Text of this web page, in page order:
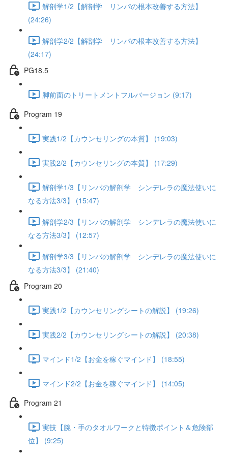
解剖学1/2【解剖学 リンパの根本改善する方法】
(24:26)
解剖学2/2【解剖学 リンパの根本改善する方法】
(24:17)
PG18.5
脚前面のトリートメントフルバージョン (9:17)
Program 19
実践1/2【カウンセリングの本質】 (19:03)
実践2/2【カウンセリングの本質】 (17:29)
解剖学1/3【リンパの解剖学 シンデレラの魔法使いに
なる方法3/3】 (15:47)
解剖学2/3【リンパの解剖学 シンデレラの魔法使いに
なる方法3/3】 (12:57)
解剖学3/3【リンパの解剖学 シンデレラの魔法使いに
なる方法3/3】 (21:40)
Program 20
実践1/2【カウンセリングシートの解説】 (19:26)
実践2/2【カウンセリングシートの解説】 (20:38)
マインド1/2【お金を稼ぐマインド】 (18:55)
マインド2/2【お金を稼ぐマインド】 (14:05)
Program 21
実技【腕・手のタオルワークと特徴ポイント＆危険部
位】 (9:25)